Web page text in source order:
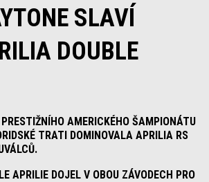
SLAVÍ
DOUBLE
AMERICKÉHO ŠAMPIONÁTU
TRATI DOMINOVALA APRILIA RS
APRILIE DOJEL V OBOU ZÁVODECH PRO